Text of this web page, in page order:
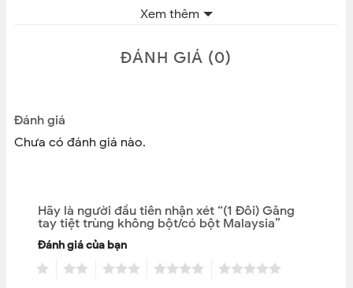
CAM KẾT BÁN HÀNG CHÍNH HÃNG
Xem thêm
ĐÁNH GIÁ (0)
Đánh giá
Chưa có đánh giá nào.
Hãy là người đầu tiên nhận xét “(1 Đôi) Găng
tay tiệt trùng không bột/có bột Malaysia”
Đánh giá của bạn